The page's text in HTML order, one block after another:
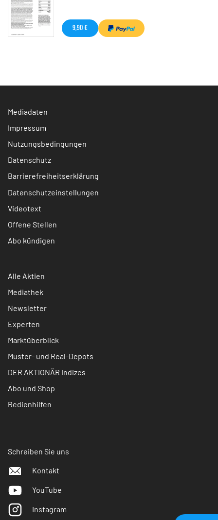
9,90 €
Mediadaten
Impressum
Nutzungsbedingungen
Datenschutz
Barrierefreiheitserklärung
Datenschutzeinstellungen
Videotext
Offene Stellen
Abo kündigen
Alle Aktien
Mediathek
Newsletter
Experten
Marktüberblick
Muster- und Real-Depots
DER AKTIONÄR Indizes
Abo und Shop
Bedienhilfen
Schreiben Sie uns
Kontakt
YouTube
Instagram